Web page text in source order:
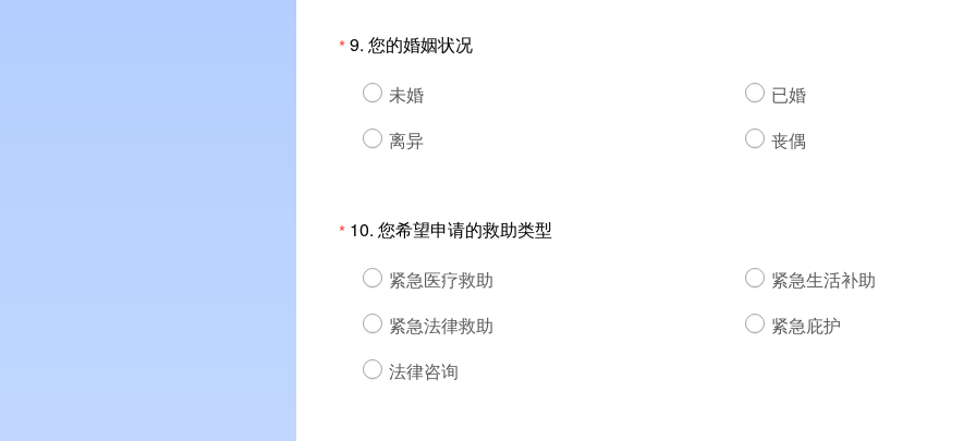
*9. 您的婚姻状况
未婚
已婚
离异
丧偶
* 10. 您希望申请的救助类型
紧急医疗救助
紧急生活补助
紧急法律救助
紧急庇护
法律咨询